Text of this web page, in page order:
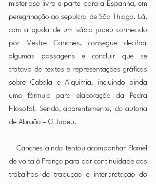
misterioso livro e parte para a Espanha, em
peregrinação ao sepulcro de São Thiago. Lá,
com a ajuda de um sábio judeu conhecido
por Mestre Canches, consegue decifrar
algumas passagens e concluir que se
tratava de textos e representações gráficas
sobre Cabala e Alquimia, incluindo ainda
uma fórmula para elaboração da Pedra
Filosofal. Sendo, aparentemente, da autoria
de Abraão – O Judeu.
Canches ainda tentou acompanhar Flamel
de volta à França para dar continuidade aos
trabalhos de tradução e interpretação do